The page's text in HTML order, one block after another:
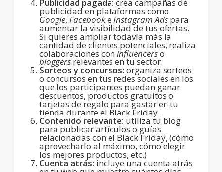
Publicidad pagada: crea campañas de
publicidad en plataformas como
Google, Facebooke Instagram Ads para
aumentar la visibilidad de tus ofertas.
Si quieres ampliar todavía más la
cantidad de clientes potenciales, realiza
colaboraciones con influencerso
bloggers relevantes en tu sector.
Sorteos y concursos: organiza sorteos
o concursos en tus redes sociales en los
que los participantes puedan ganar
descuentos, productos gratuitos o
tarjetas de regalo para gastar en tu
tienda durante el Black Friday.
Contenido relevante: utiliza tu blog
para publicar artículos o guías
relacionadas con el Black Friday, (cómo
aprovecharlo al máximo, cómo elegir
los mejores productos, etc.)
Cuenta atrás: incluye una cuenta atrás